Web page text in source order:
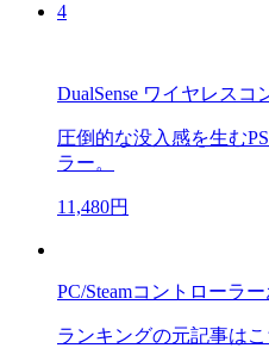
4
DualSense ワイヤレスコ
圧倒的な没入感を生む
ラー。
11,480円
PC/Steamコントローラ
ランキングの元記事は